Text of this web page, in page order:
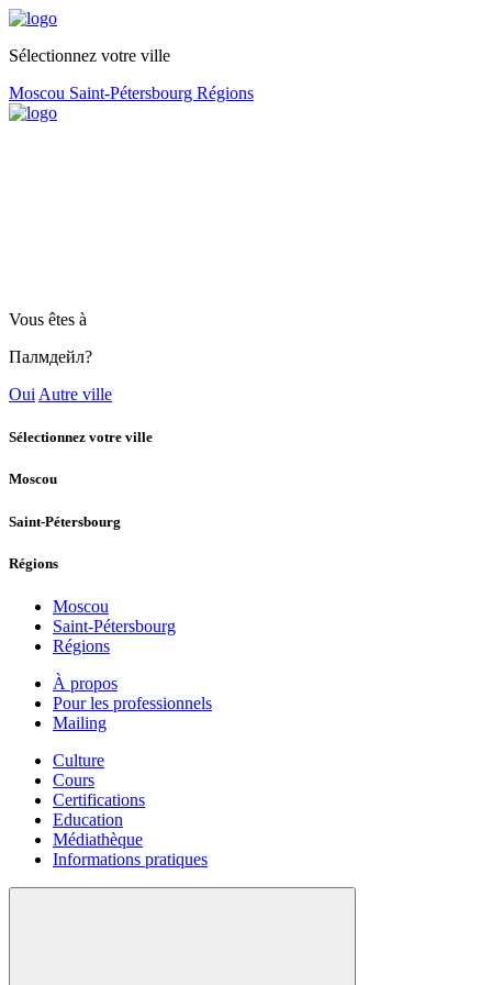
Sélectionnez votre ville
Moscou Saint-Pétersbourg Régions
Vous êtes à
Палмдейл?
Oui Autre ville
Sélectionnez votre ville
Moscou
Saint-Pétersbourg
Régions
Moscou
Saint-Pétersbourg
Régions
À propos
Pour les professionnels
Mailing
Culture
Cours
Certifications
Education
Médiathèque
Informations pratiques